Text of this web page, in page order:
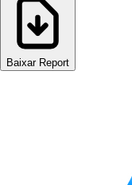
Baixar Report